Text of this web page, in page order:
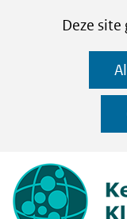
CookiesDeze
op
deze